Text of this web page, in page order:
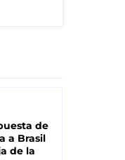
de
a Brasil
de la